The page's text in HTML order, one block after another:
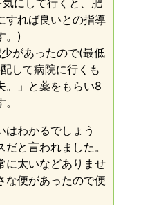
にして行くと、肥
すれば良いとの指導
。)
があったので(最低
して病院に行くも
。」と薬をもらい8
はわかるでしょう
と言われました。
に太いなどありませ
な便があったので便